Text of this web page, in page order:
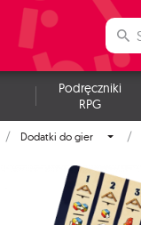
Podręczniki
RPG
Dodatki do gier